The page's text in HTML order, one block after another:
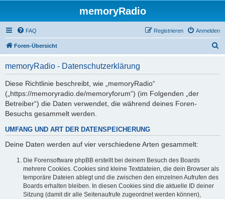
memoryRadio
FAQ Anmelden
Registrieren
Foren-Übersicht
memoryRadio - Datenschutzerklärung
Diese Richtlinie beschreibt, wie „memoryRadio“
(„https://memoryradio.de/memoryforum“) (im Folgenden „der
Betreiber“) die Daten verwendet, die während deines Foren-
Besuchs gesammelt werden.
UMFANG UND ART DER DATENSPEICHERUNG
Deine Daten werden auf vier verschiedene Arten gesammelt:
Die Forensoftware phpBB erstellt bei deinem Besuch des Boards
mehrere Cookies. Cookies sind kleine Textdateien, die dein Browser als
temporäre Dateien ablegt und die zwischen den einzelnen Aufrufen des
Boards erhalten bleiben. In diesen Cookies sind die aktuelle ID deiner
Sitzung (damit dir alle Seitenaufrufe zugeordnet werden können),